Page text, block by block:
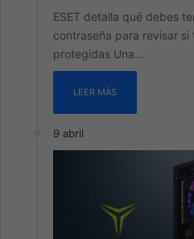
ESET detalla qué debes
contraseña para revisar
protegidas Una…
LEER MÁS
9 abril